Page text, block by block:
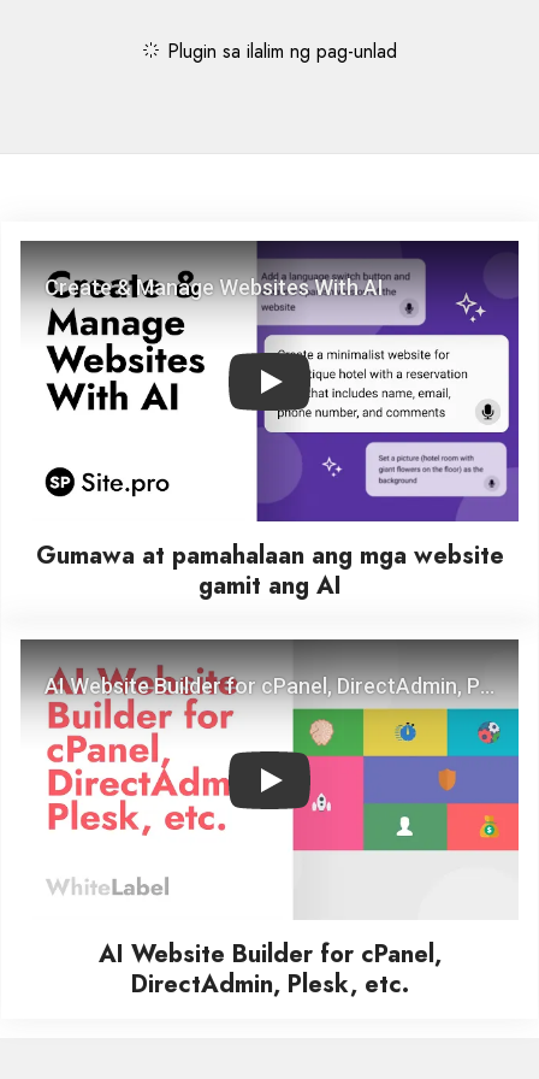
Plugin sa ilalim ng pag-unlad
Play
Gumawa at pamahalaan ang mga website
gamit ang AI
Play
AI Website Builder for cPanel,
DirectAdmin, Plesk, etc.